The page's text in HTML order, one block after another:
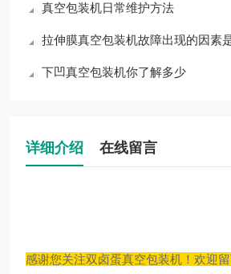
真空包装机日常维护方法
拉伸膜真空包装机故障出现的因素
下凹真空包装机你了解多少
详细介绍 在线留言
感谢您关注双卤蛋真空包装机！欢迎留